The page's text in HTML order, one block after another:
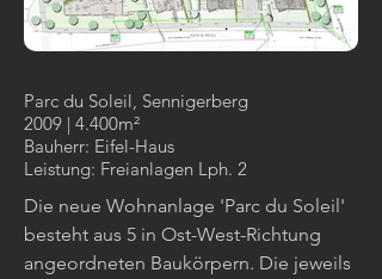
Parc du Soleil, Sennigerberg
2009 | 4.400m²
Bauherr: Eifel-Haus
Leistung: Freianlagen Lph. 2
Die neue Wohnanlage 'Parc du Soleil'
besteht aus 5 in Ost-West-Richtung
angeordneten Baukörpern. Die jeweils